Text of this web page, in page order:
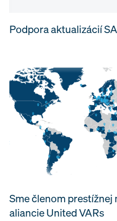
Podpora aktualizácií
Sme členom prestížnej
aliancie United VARs